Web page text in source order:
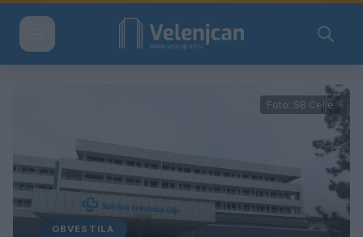
Foto: SB Celje
OBVESTILA